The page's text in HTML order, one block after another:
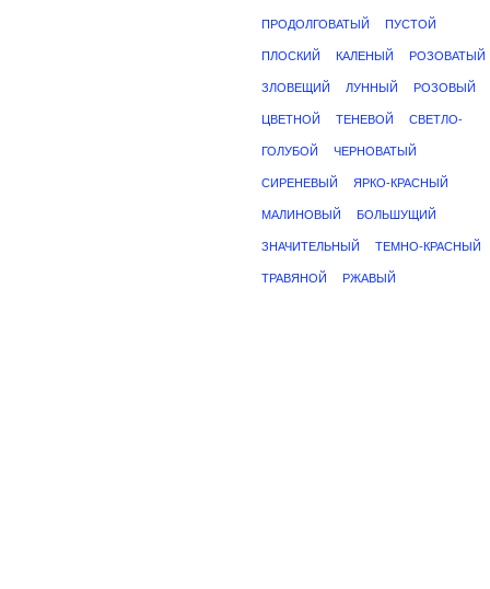
ПРОДОЛГОВАТЫЙ ПУСТОЙ
ПЛОСКИЙ КАЛЕНЫЙ РОЗОВАТЫЙ
ЗЛОВЕЩИЙ ЛУННЫЙ РОЗОВЫЙ
ЦВЕТНОЙ ТЕНЕВОЙ СВЕТЛО-
ГОЛУБОЙ ЧЕРНОВАТЫЙ
СИРЕНЕВЫЙ ЯРКО-КРАСНЫЙ
МАЛИНОВЫЙ БОЛЬШУЩИЙ
ЗНАЧИТЕЛЬНЫЙ ТЕМНО-КРАСНЫЙ
ТРАВЯНОЙ РЖАВЫЙ